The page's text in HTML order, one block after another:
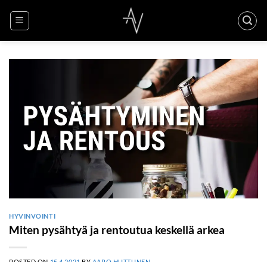
HYVINVOINTI
Miten pysähtyä ja rentoutua keskellä arkea